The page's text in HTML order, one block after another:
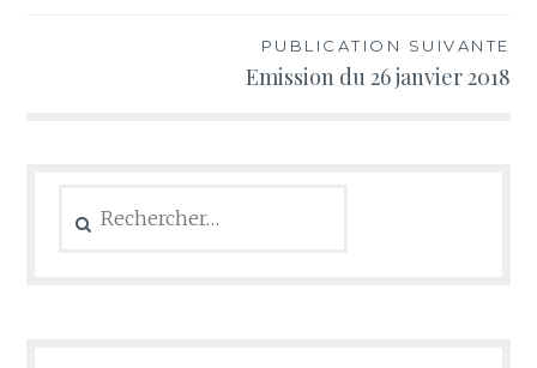
PUBLICATION SUIVANTE
Emission du 26 janvier 2018